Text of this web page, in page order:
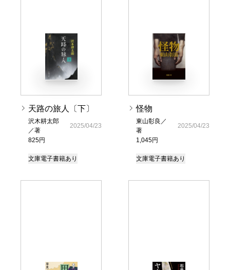
天路の旅人〔下〕
沢木耕太郎
／著
825円
2025/04/23
文庫電子書籍あり
怪物
東山彰良／
著
1,045円
2025/04/23
文庫電子書籍あり